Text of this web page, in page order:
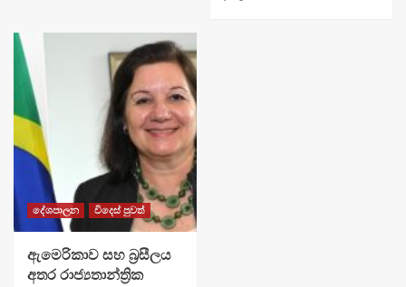
දේශපාලන විදෙස් පුවත්
ඇමෙරිකාව සහ බ්‍රසීලය
අතර රාජ්‍යතාන්ත්‍රික